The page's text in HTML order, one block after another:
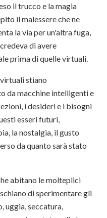
il trucco e la magia
il malessere che ne
la via per un'altra fuga,
di avere
prima di quelle virtuali.
stiano
da macchine intelligenti e
i desideri e i bisogni
esseri futuri,
la nostalgia, il gusto
da quanto sarà stato
abitano le molteplici
di sperimentare gli
uggia, seccatura,